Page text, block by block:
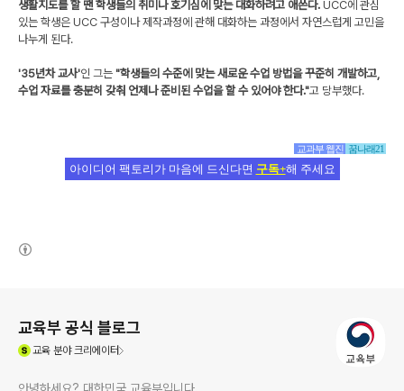
생활지도를 할 땐 학생들의 취미나 호기심에 맞는 대화하려고 애쓴다. UCC에 관심
있는 학생은 UCC 구성이나 제작과정에 관해 대화하는 과정에서 자연스럽게 고민을
나누게 된다.
'35년차 교사'인 그는 "학생들의 수준에 맞는 새로운 수업 방법을 꾸준히 개발하고,
수업 자료를 충분히 갖춰 언제나 준비된 수업을 할 수 있어야 한다."고 당부했다.
교과부 웹진 꿈나래21
아이디어 팩토리가 마음에 드신다면 구독+해 주세요
교육부 공식 블로그
교육분야 크리에이터